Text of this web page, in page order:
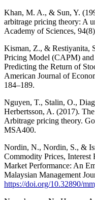
Khan, M. A., & Sun, Y.
arbitrage pricing theory: A
Academy of Sciences,
Kisman, Z., & Restiyanita,
Pricing Model (CAPM)
Predicting the Return of
American Journal of
184–189.
Nguyen, T., Stalin, O.,
Herbertsson, A. (2017).
Arbitrage pricing theory.
MSA400.
Nordin, N., Nordin, S., &
Commodity Prices, Interest
Market Performance: An
Malaysian Management
https://doi.org/10.32890/